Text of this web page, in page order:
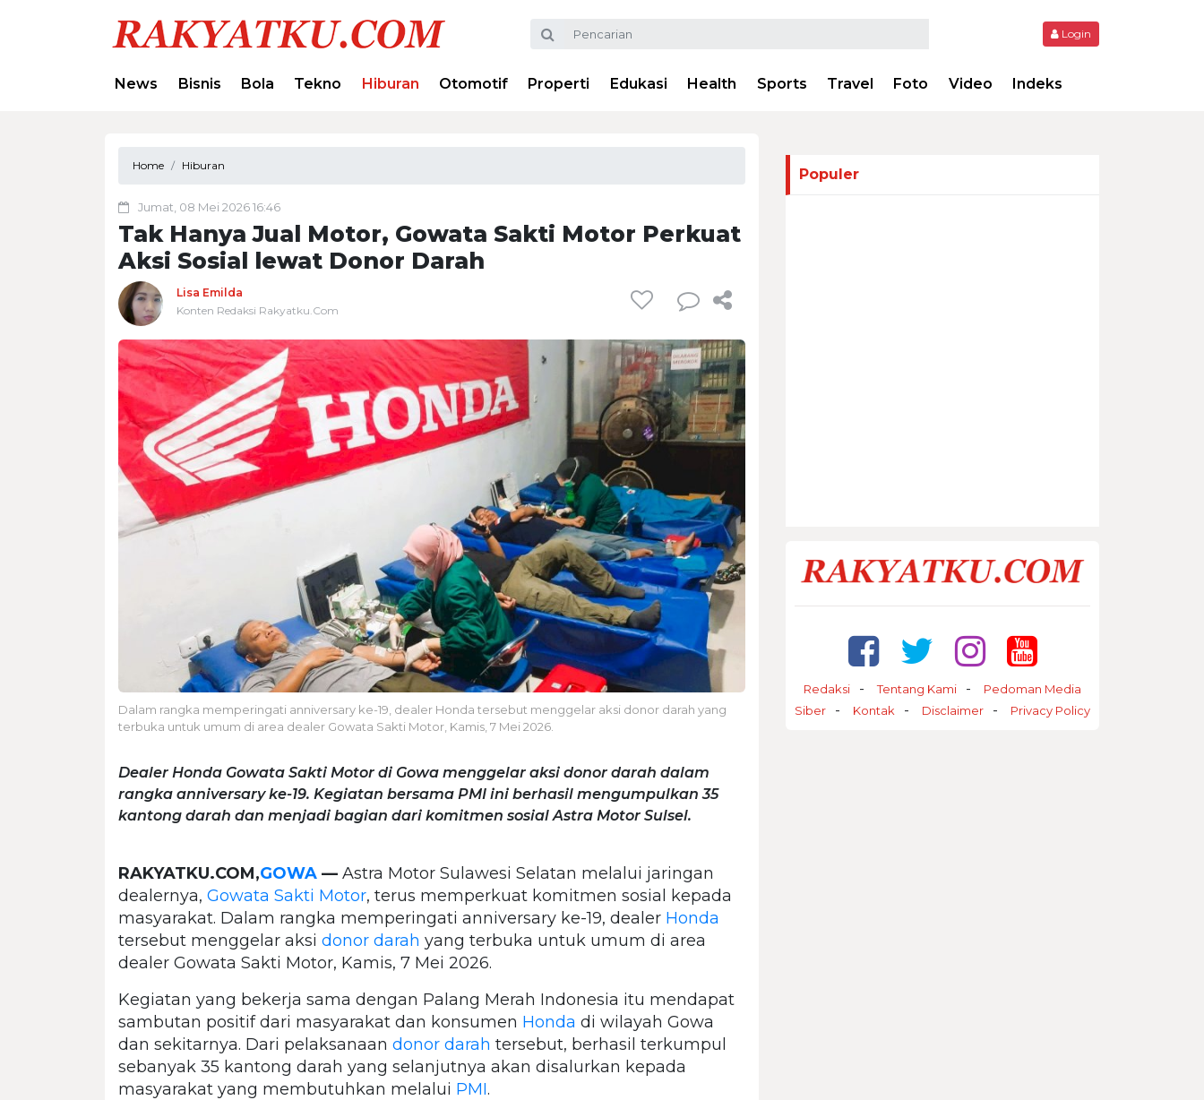
Login
News Bisnis Bola Tekno Hiburan Otomotif Properti Edukasi Health Sports Travel Foto Video Indeks
Home Hiburan
Jumat, 08 Mei 2026 16:46
Tak Hanya Jual Motor, Gowata Sakti Motor Perkuat
Aksi Sosial lewat Donor Darah
Lisa Emilda
Konten Redaksi Rakyatku.Com
Dalam rangka memperingati anniversary ke-19, dealer Honda tersebut menggelar aksi donor darah yang
terbuka untuk umum di area dealer Gowata Sakti Motor, Kamis, 7 Mei 2026.
Dealer Honda Gowata Sakti Motor di Gowa menggelar aksi donor darah dalam
rangka anniversary ke-19. Kegiatan bersama PMI ini berhasil mengumpulkan 35
kantong darah dan menjadi bagian dari komitmen sosial Astra Motor Sulsel.
RAKYATKU.COM,GOWA — Astra Motor Sulawesi Selatan melalui jaringan
dealernya, Gowata Sakti Motor, terus memperkuat komitmen sosial kepada
masyarakat. Dalam rangka memperingati anniversary ke-19, dealer Honda
tersebut menggelar aksi donor darah yang terbuka untuk umum di area
dealer Gowata Sakti Motor, Kamis, 7 Mei 2026.
Kegiatan yang bekerja sama dengan Palang Merah Indonesia itu mendapat
sambutan positif dari masyarakat dan konsumen Honda di wilayah Gowa
dan sekitarnya. Dari pelaksanaan donor darah tersebut, berhasil terkumpul
sebanyak 35 kantong darah yang selanjutnya akan disalurkan kepada
masyarakat yang membutuhkan melalui PMI.
Populer
Redaksi Tentang Kami
Pedoman Media
Siber
Kontak Disclaimer Privacy Policy